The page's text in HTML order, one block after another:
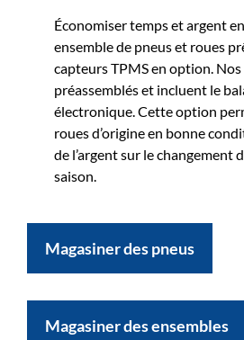
Économiser temps et argent
ensemble de pneus et roues
capteurs TPMS en option.
préassemblés et incluent le
électronique. Cette option
roues d’origine en bonne
de l’argent sur le changement
saison.
Magasiner des pneus
Magasiner des ensembles